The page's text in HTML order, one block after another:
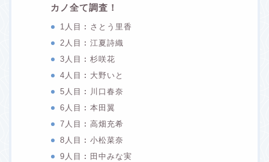
カノ全て調査！
1人目︰さとう里香
2人目︰江夏詩織
3人目︰杉咲花
4人目︰大野いと
5人目︰川口春奈
6人目︰本田翼
7人目︰高畑充希
8人目︰小松菜奈
9人目︰田中みな実